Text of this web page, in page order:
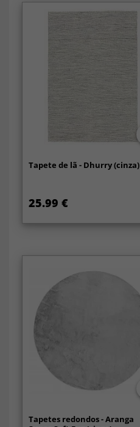
Tapete de lã - Dhurry (cinza)
25.99 €
Tapetes redondos - Aranga